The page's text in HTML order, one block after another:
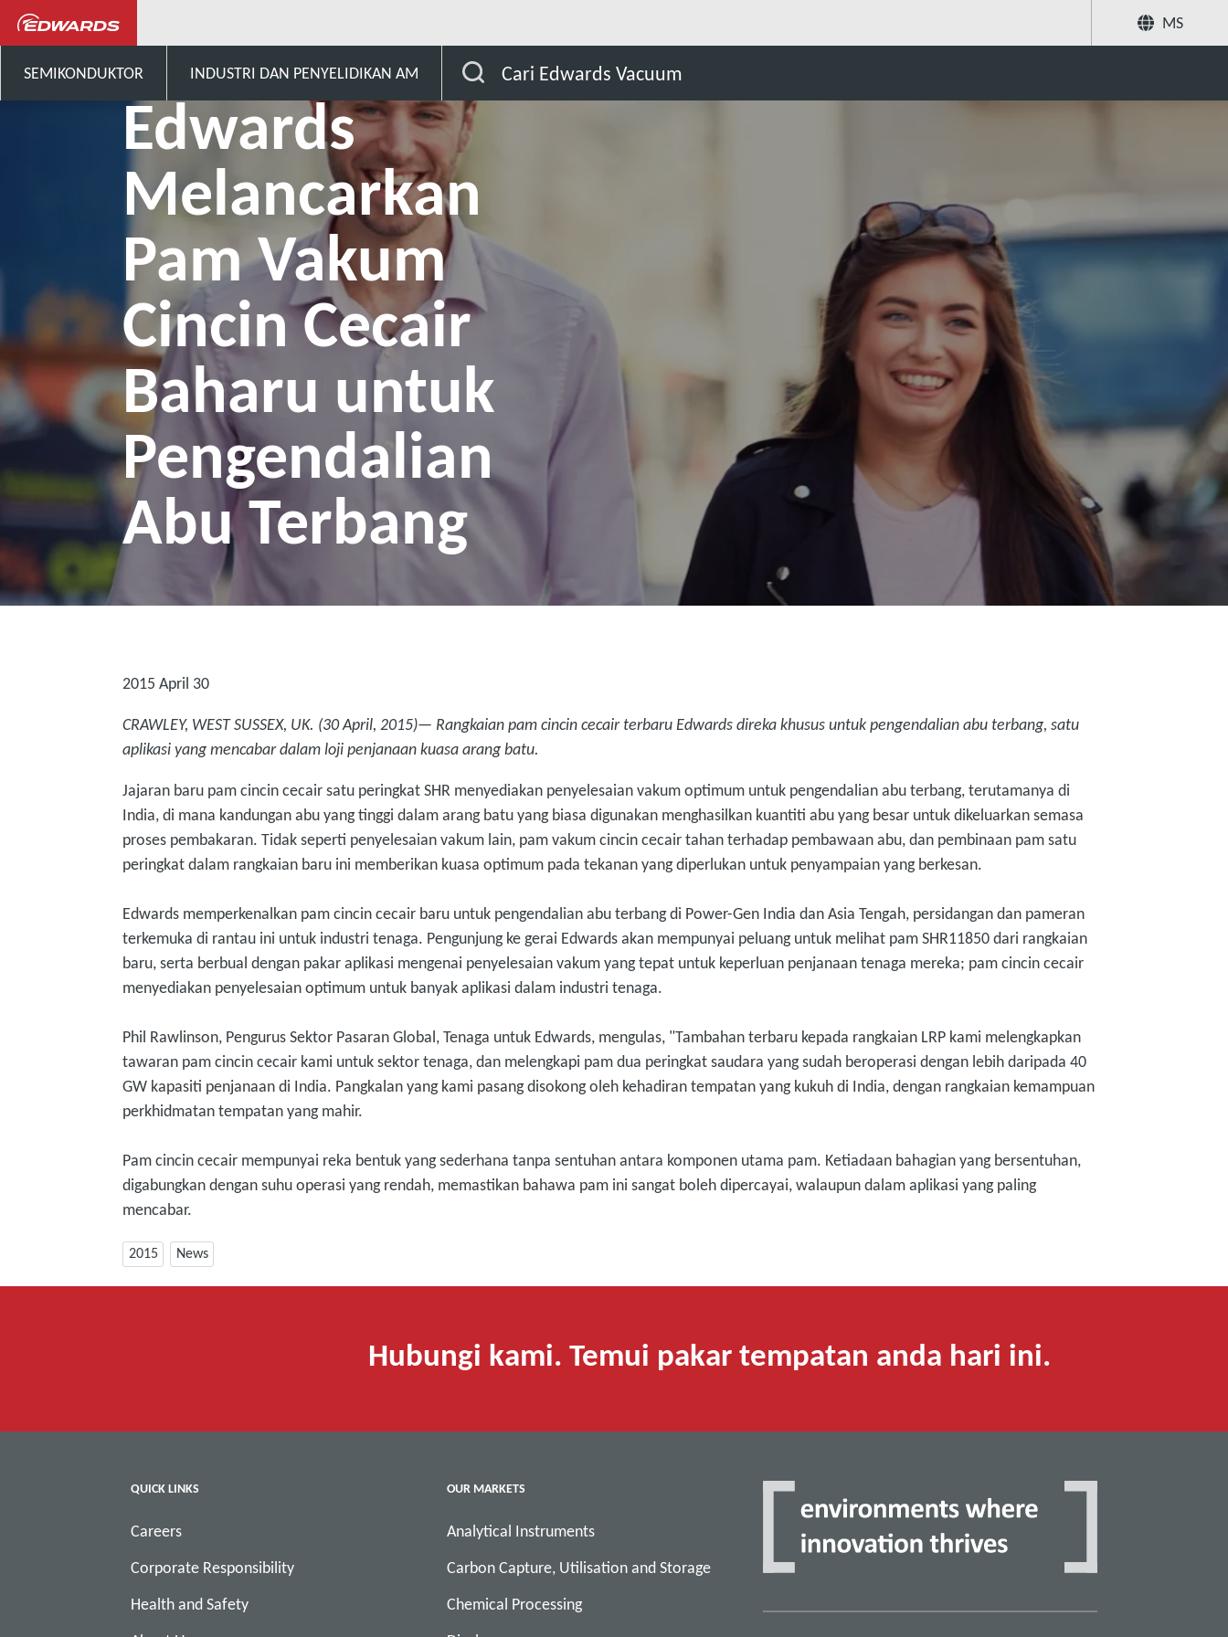
MS
SEMIKONDUKTOR INDUSTRI DAN PENYELIDIKAN AM Cari Edwards Vacuum
Edwards
Melancarkan
Pam Vakum
Cincin Cecair
Baharu untuk
Pengendalian
Abu Terbang
2015 April 30
CRAWLEY, WEST SUSSEX, UK. (30 April, 2015)— Rangkaian pam cincin cecair terbaru Edwards direka khusus untuk pengendalian abu terbang, satu
aplikasi yang mencabar dalam loji penjanaan kuasa arang batu.
Jajaran baru pam cincin cecair satu peringkat SHR menyediakan penyelesaian vakum optimum untuk pengendalian abu terbang, terutamanya di
India, di mana kandungan abu yang tinggi dalam arang batu yang biasa digunakan menghasilkan kuantiti abu yang besar untuk dikeluarkan semasa
proses pembakaran. Tidak seperti penyelesaian vakum lain, pam vakum cincin cecair tahan terhadap pembawaan abu, dan pembinaan pam satu
peringkat dalam rangkaian baru ini memberikan kuasa optimum pada tekanan yang diperlukan untuk penyampaian yang berkesan.
Edwards memperkenalkan pam cincin cecair baru untuk pengendalian abu terbang di Power-Gen India dan Asia Tengah, persidangan dan pameran
terkemuka di rantau ini untuk industri tenaga. Pengunjung ke gerai Edwards akan mempunyai peluang untuk melihat pam SHR11850 dari rangkaian
baru, serta berbual dengan pakar aplikasi mengenai penyelesaian vakum yang tepat untuk keperluan penjanaan tenaga mereka; pam cincin cecair
menyediakan penyelesaian optimum untuk banyak aplikasi dalam industri tenaga.
Phil Rawlinson, Pengurus Sektor Pasaran Global, Tenaga untuk Edwards, mengulas, "Tambahan terbaru kepada rangkaian LRP kami melengkapkan
tawaran pam cincin cecair kami untuk sektor tenaga, dan melengkapi pam dua peringkat saudara yang sudah beroperasi dengan lebih daripada 40
GW kapasiti penjanaan di India. Pangkalan yang kami pasang disokong oleh kehadiran tempatan yang kukuh di India, dengan rangkaian kemampuan
perkhidmatan tempatan yang mahir.
Pam cincin cecair mempunyai reka bentuk yang sederhana tanpa sentuhan antara komponen utama pam. Ketiadaan bahagian yang bersentuhan,
digabungkan dengan suhu operasi yang rendah, memastikan bahawa pam ini sangat boleh dipercayai, walaupun dalam aplikasi yang paling
mencabar.
2015 News
Hubungi kami. Temui pakar tempatan anda hari ini.
QUICK LINKS
Careers
Corporate Responsibility
Health and Safety
OUR MARKETS
Analytical Instruments
Carbon Capture, Utilisation and Storage
Chemical Processing